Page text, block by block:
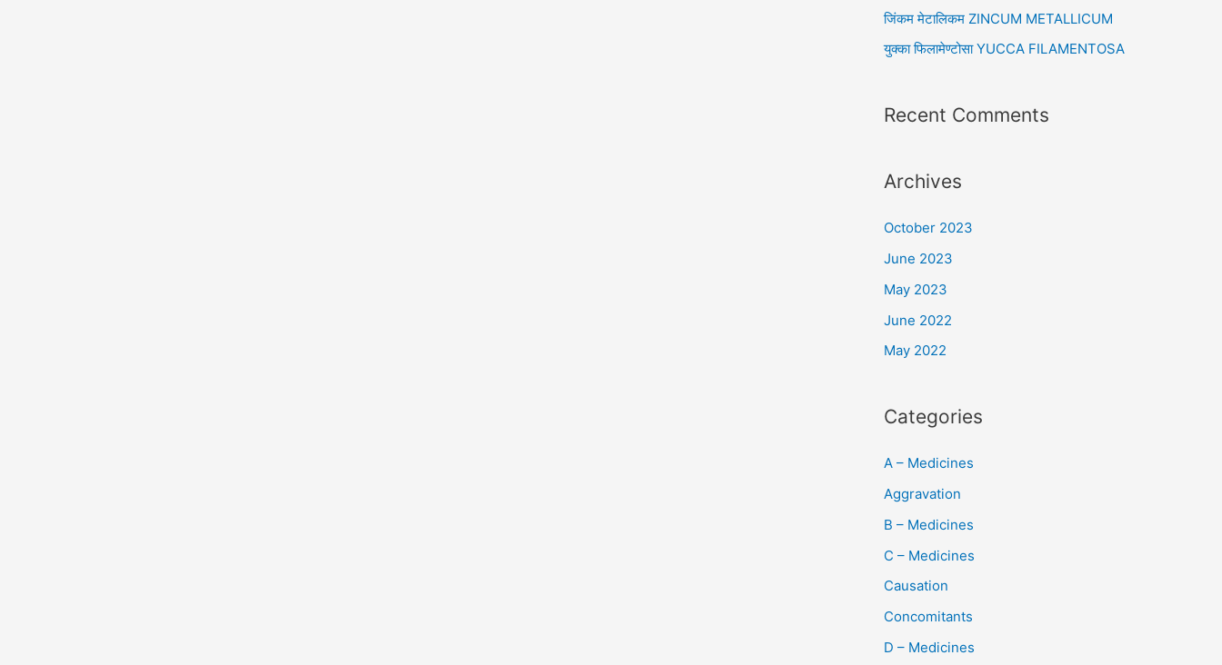
r
जिंकम मेटालिकम ZINCUM METALLICUM
युक्का फिलामेण्टोसा YUCCA FILAMENTOSA
Recent Comments
Archives
October 2023
June 2023
May 2023
June 2022
May 2022
Categories
A – Medicines
Aggravation
B – Medicines
C – Medicines
Causation
Concomitants
D – Medicines